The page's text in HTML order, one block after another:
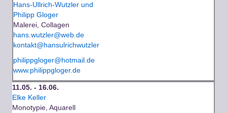
Hans-Ullrich-Wutzler und
Philipp Gloger
Malerei, Collagen
hans.wutzler@web.de
kontakt@hansulrichwutzler
philippgloger@hotmail.de
www.philippgloger.de
11.05. - 16.06.
Elke Keller
Monotypie, Aquarell